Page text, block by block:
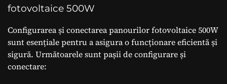
fotovoltaice 500W
Configurarea și conectarea panourilor fotovoltaice 500W
sunt esențiale pentru a asigura o funcționare eficientă și
sigură. Următoarele sunt pașii de configurare și
conectare: